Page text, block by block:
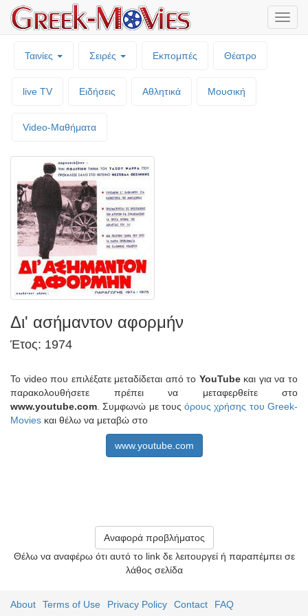
Ταινίες Σειρές Εκπομπές Θέατρο
live TV Ειδήσεις Αθλητικά Μουσική
Video-Mαθήματα
Δι' ασήμαντον αφορμήν
Έτος: 1974
Το video που επιλέξατε μεταδίδεται από το YouTubeκαι για να το
παρακολουθήσετε πρέπει να μεταφερθείτε στο
www.youtube.com . Συμφωνώ με τουςόρους χρήσης του Greek-
Movies και θέλω να μεταβώ στο
www.youtube.com
Αναφορά προβλήματος
Θέλω να αναφέρω ότι αυτό το link δε λειτουργεί ή παραπέμπει σε
λάθος σελίδα
About Terms of Use Privacy Policy Contact FAQ